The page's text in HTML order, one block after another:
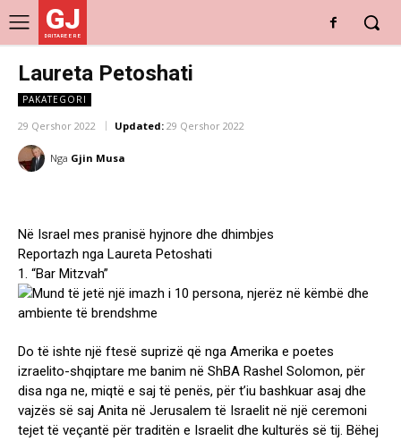
GJ
DRITARE E RE
Laureta Petoshati
PAKATEGORI
29 Qershor 2022 Updated: 29 Qershor 2022
Nga Gjin Musa
Në Israel mes pranisë hyjnore dhe dhimbjes
Reportazh nga Laureta Petoshati
1. “Bar Mitzvah”
Do të ishte një ftesë suprizë që nga Amerika e poetes
izraelito-shqiptare me banim në ShBA Rashel Solomon, për
disa nga ne, miqtë e saj të penës, për t’iu bashkuar asaj dhe
vajzës së saj Anita në Jerusalem të Israelit në një ceremoni
tejet të veçantë për traditën e Israelit dhe kulturës së tij. Bëhej